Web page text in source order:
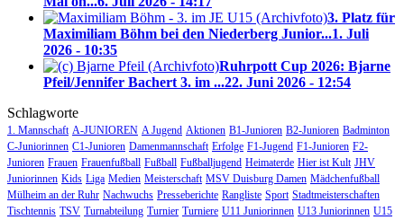
3. Platz für
Maximiliam Böhm bei den Niederberg Junior...1. Juli
2026 - 10:35
Ruhrpott Cup 2026: Bjarne
Pfeil/Jennifer Bachert 3. im ...22. Juni 2026 - 12:54
Schlagworte
1. Mannschaft A-JUNIOREN A Jugend Aktionen B1-Junioren B2-Junioren Badminton
C-Juniorinnen C1-Junioren Damenmannschaft Erfolge F1-Jugend F1-Junioren F2-
Junioren Frauen Frauenfußball Fußball Fußballjugend Heimaterde Hier ist Kult JHV
Juniorinnen Kids Liga Medien Meisterschaft MSV Duisburg Damen Mädchenfußball
Mülheim an der Ruhr Nachwuchs Presseberichte Rangliste Sport Stadtmeisterschaften
Tischtennis TSV Turnabteilung Turnier Turniere U11 Juniorinnen U13 Juniorinnen U15